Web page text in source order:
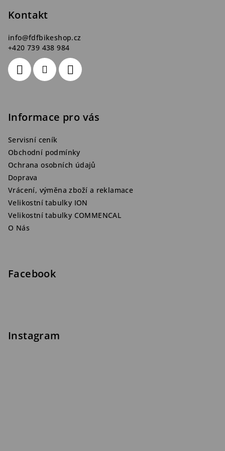
Kontakt
info@fdfbikeshop.cz
+420 739 438 984
Informace pro vás
Servisní ceník
Obchodní podmínky
Ochrana osobních údajů
Doprava
Vrácení, výměna zboží a reklamace
Velikostní tabulky ION
Velikostní tabulky COMMENCAL
O Nás
Facebook
Instagram